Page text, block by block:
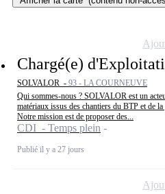
Chargé(e)
SOLVALOR - 93 - LA COURNEUVE
Qui sommes-nous ? SOLVALOR est un
matériaux issus des chantiers du BTP et de
Notre mission est de proposer des...
CDI - Temps plein
Publié il y a 27 jours